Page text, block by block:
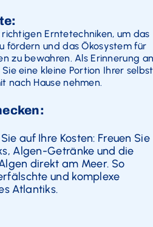
Erntetechniken, um das
fördern und das Ökosystem für
zu bewahren. Als Erinnerung
eine kleine Portion Ihrer selbst
nach Hause nehmen.
auf Ihre Kosten: Freuen Sie
Algen-Getränke und die
direkt am Meer. So
und komplexe
Atlantiks.